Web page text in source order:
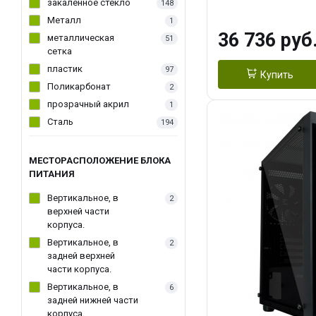
закаленное стекло 148
Металл 1
металлическая
сетка
51
пластик 97
Поликарбонат 2
прозрачный акрил 1
Сталь 194
МЕСТОРАСПОЛОЖЕНИЕ БЛОКА
ПИТАНИЯ
Вертикальное, в
верхней части
корпуса.
2
Вертикальное, в
задней верхней
части корпуса.
2
Вертикальное, в
задней нижней части
корпуса.
6
36 736 руб.
Купить